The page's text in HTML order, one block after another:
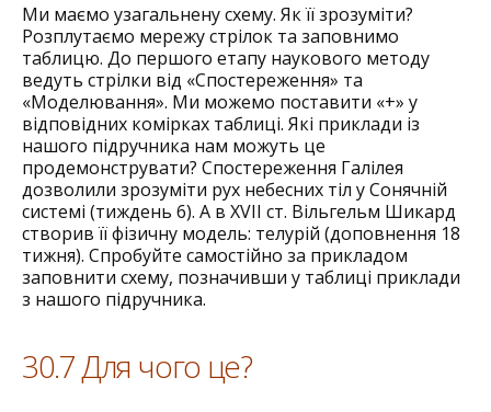
Ми маємо узагальнену схему. Як її зрозуміти?
Розплутаємо мережу стрілок та заповнимо
таблицю. До першого етапу наукового методу
ведуть стрілки від «Спостереження» та
«Моделювання». Ми можемо поставити «+» у
відповідних комірках таблиці. Які приклади із
нашого підручника нам можуть це
продемонструвати? Спостереження Галілея
дозволили зрозуміти рух небесних тіл у Сонячній
системі (тиждень 6). А в XVII ст. Вільгельм Шикард
створив її фізичну модель: телурій (доповнення 18
тижня). Спробуйте самостійно за прикладом
заповнити схему, позначивши у таблиці приклади
з нашого підручника.
30.7 Для чого це?